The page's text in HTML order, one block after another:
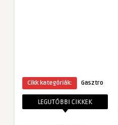
Cikk kategóriák: Gasztro
LEGUTÓBBI CIKKEK